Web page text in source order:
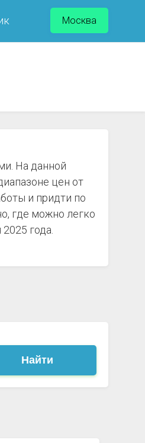
Москва
На данной
цен от
и придти по
где можно легко
года.
Найти